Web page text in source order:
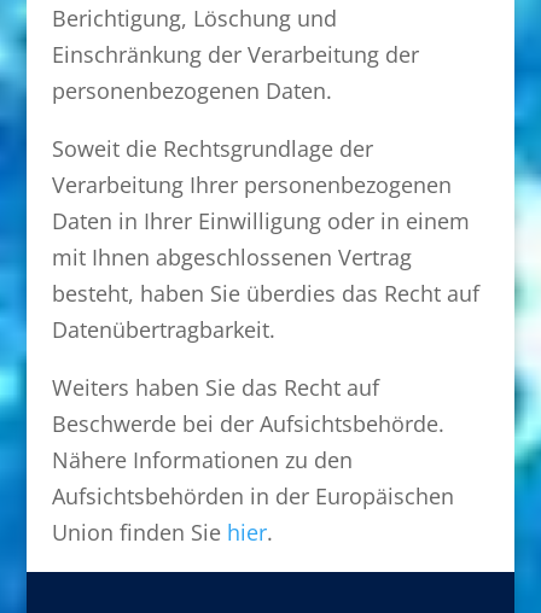
Berichtigung, Löschung und
Einschränkung der Verarbeitung der
personenbezogenen Daten.
Soweit die Rechtsgrundlage der
Verarbeitung Ihrer personenbezogenen
Daten in Ihrer Einwilligung oder in einem
mit Ihnen abgeschlossenen Vertrag
besteht, haben Sie überdies das Recht auf
Datenübertragbarkeit.
Weiters haben Sie das Recht auf
Beschwerde bei der Aufsichtsbehörde.
Nähere Informationen zu den
Aufsichtsbehörden in der Europäischen
Union finden Sie hier.